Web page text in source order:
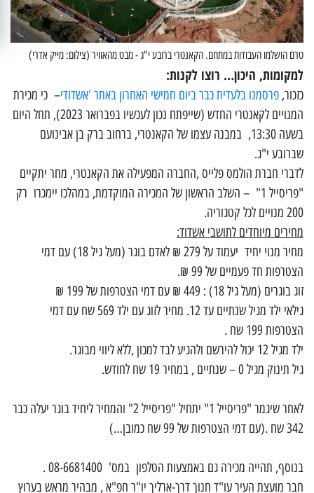
טרם הושלמו העבודות במתחם. הקאנטרי ברובע י"ג - מבט מהאוויר (צילום: מייק אדרי)
למקומות, היכון… רוצו לקנות:
כזכור, פרסמנו בלעדית כבר ביום חמישי האחרון באתר 'אשדודי– כי מכירת
המנויים לקאנטרי החדש (שייפתח נכון לעכשיו בפברואר 2023), תחל היום
בשעה 13:30, במבנה עצמו של הקאנטרי, ברחוב ברק בן אבינועם
שברובע י"ג.
לדברי חברת הולמס פלייס ,החברה המפעילה את הקאנטרי, מחר יתקיים
"פריסייל 1" – השלב הראשון של המכירה המוקדמת, במהלכו יימכרו רק
200 מנויים לכל קטגוריה.
מחירים מיוחדים לתושבי אשדוד:
מחיר מנוי יחיד יעמוד על 279 ₪ לאדם בוגר (מעל גיל 18) עם דמי
הצטרפות חד פעמיים של 99 ₪.
זוג בוגרים (מעל גיל 18) : 449 ₪ עם דמי הצטרפות של 199 ₪
גילאי ילד מגיל שנתיים עד 12. מחיר לזוג עם ילד 569 שח עם דמי
הצטרפות 199 שח .
ילד מגיל 12 יכול להירשם ולהגיע לבד למכון ,ללא ליווי מבוגר.
גיל תינוק מגיל 0 – שנתיים , במחיר 19 שח לחודש.
לאחר שיגמר "פריסייל 1" יתחיל "פריסייל 2" והמחיר ליחיד בוגר יעלה כבר
342 שח .(עם דמי הצטרפות של 99 שח כמובן…)
בנוסף, תהייה מכירה גם באמצעות הטלפון במס' 08-6681400 .
חבר מועצת העיר עו"ד חנוך דרך-ארליך יו"ר חפ"א , מבהיר מראש בערוץ